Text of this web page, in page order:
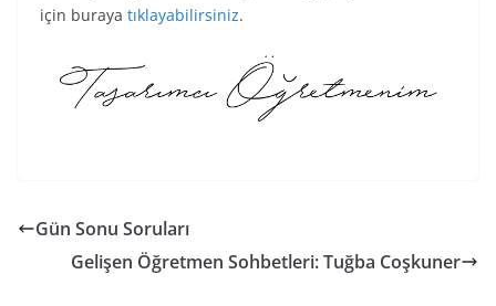
için buraya tıklayabilirsiniz.
Gün Sonu Soruları
Gelişen Öğretmen Sohbetleri: Tuğba Coşkuner